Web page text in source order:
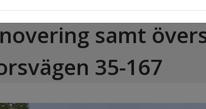
samt
35-167